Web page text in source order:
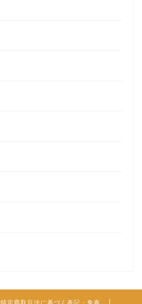
特定商取引法に基づく表記・免責